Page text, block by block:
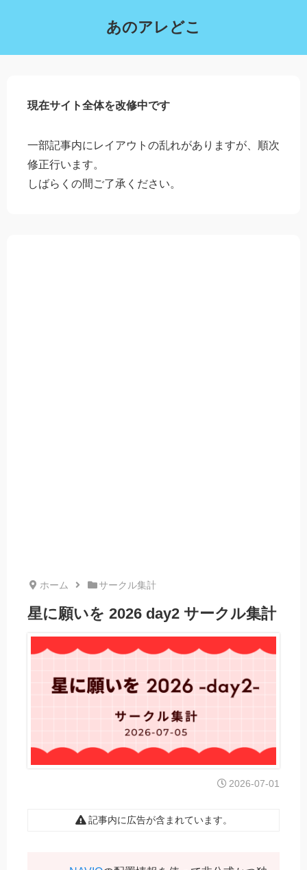
あのアレどこ
現在サイト全体を改修中です
一部記事内にレイアウトの乱れがありますが、順次
修正行います。
しばらくの間ご了承ください。
ホーム サークル集計
星に願いを 2026 day2 サークル集計
2026-07-01
記事内に広告が含まれています。